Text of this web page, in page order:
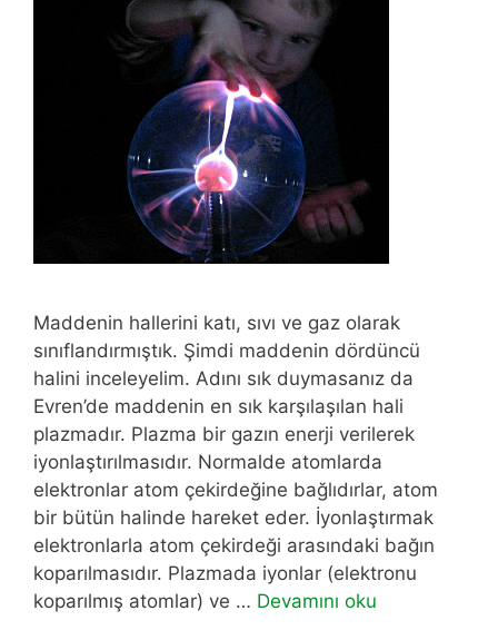
Maddenin hallerini katı, sıvı ve gaz olarak
sınıflandırmıştık. Şimdi maddenin dördüncü
halini inceleyelim. Adını sık duymasanız da
Evren’de maddenin en sık karşılaşılan hali
plazmadır. Plazma bir gazın enerji verilerek
iyonlaştırılmasıdır. Normalde atomlarda
elektronlar atom çekirdeğine bağlıdırlar, atom
bir bütün halinde hareket eder. İyonlaştırmak
elektronlarla atom çekirdeği arasındaki bağın
koparılmasıdır. Plazmada iyonlar (elektronu
koparılmış atomlar) ve … Devamını oku